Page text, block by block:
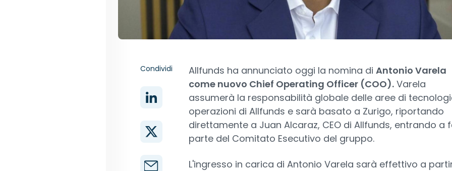
Condividi Allfunds ha annunciato oggi la nomina di Antonio Varela
come nuovo Chief Operating Officer (COO).Varela
assumerà la responsabilità globale delle aree di
operazioni di Allfunds e sarà basato a Zurigo, riportando
direttamente a Juan Alcaraz, CEO di Allfunds, entrando a
parte del Comitato Esecutivo del gruppo.
L'ingresso in carica di Antonio Varela sarà effettivo a